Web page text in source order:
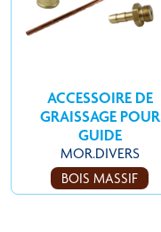
ACCESSOIRE DE
GRAISSAGE POUR
GUIDE
MOR.DIVERS
BOIS MASSIF